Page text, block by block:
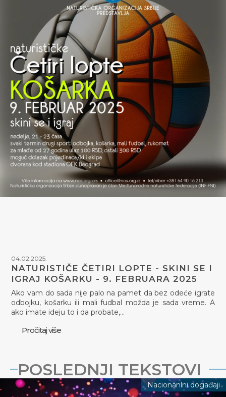
04.02.2025.
NATURISTIČE ČETIRI LOPTE - SKINI SE I
IGRAJ KOŠARKU - 9. FEBRUARA 2025
Ako vam do sada nije palo na pamet da bez odeće igrate
odbojku, košarku ili mali fudbal možda je sada vreme. A
ako imate ideju to i da probate,…
Pročitaj više
POSLEDNJI TEKSTOVI
Nacionanlni događaji